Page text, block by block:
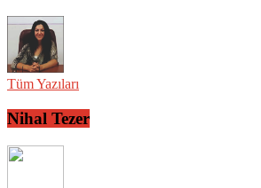
Tüm Yazıları
Nihal Tezer